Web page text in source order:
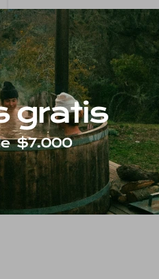
$ 1.474